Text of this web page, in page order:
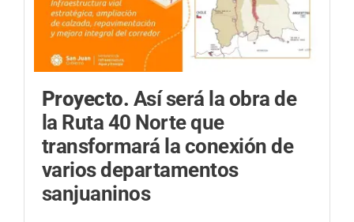
Proyecto. Así será la obra de
la Ruta 40 Norte que
transformará la conexión de
varios departamentos
sanjuaninos